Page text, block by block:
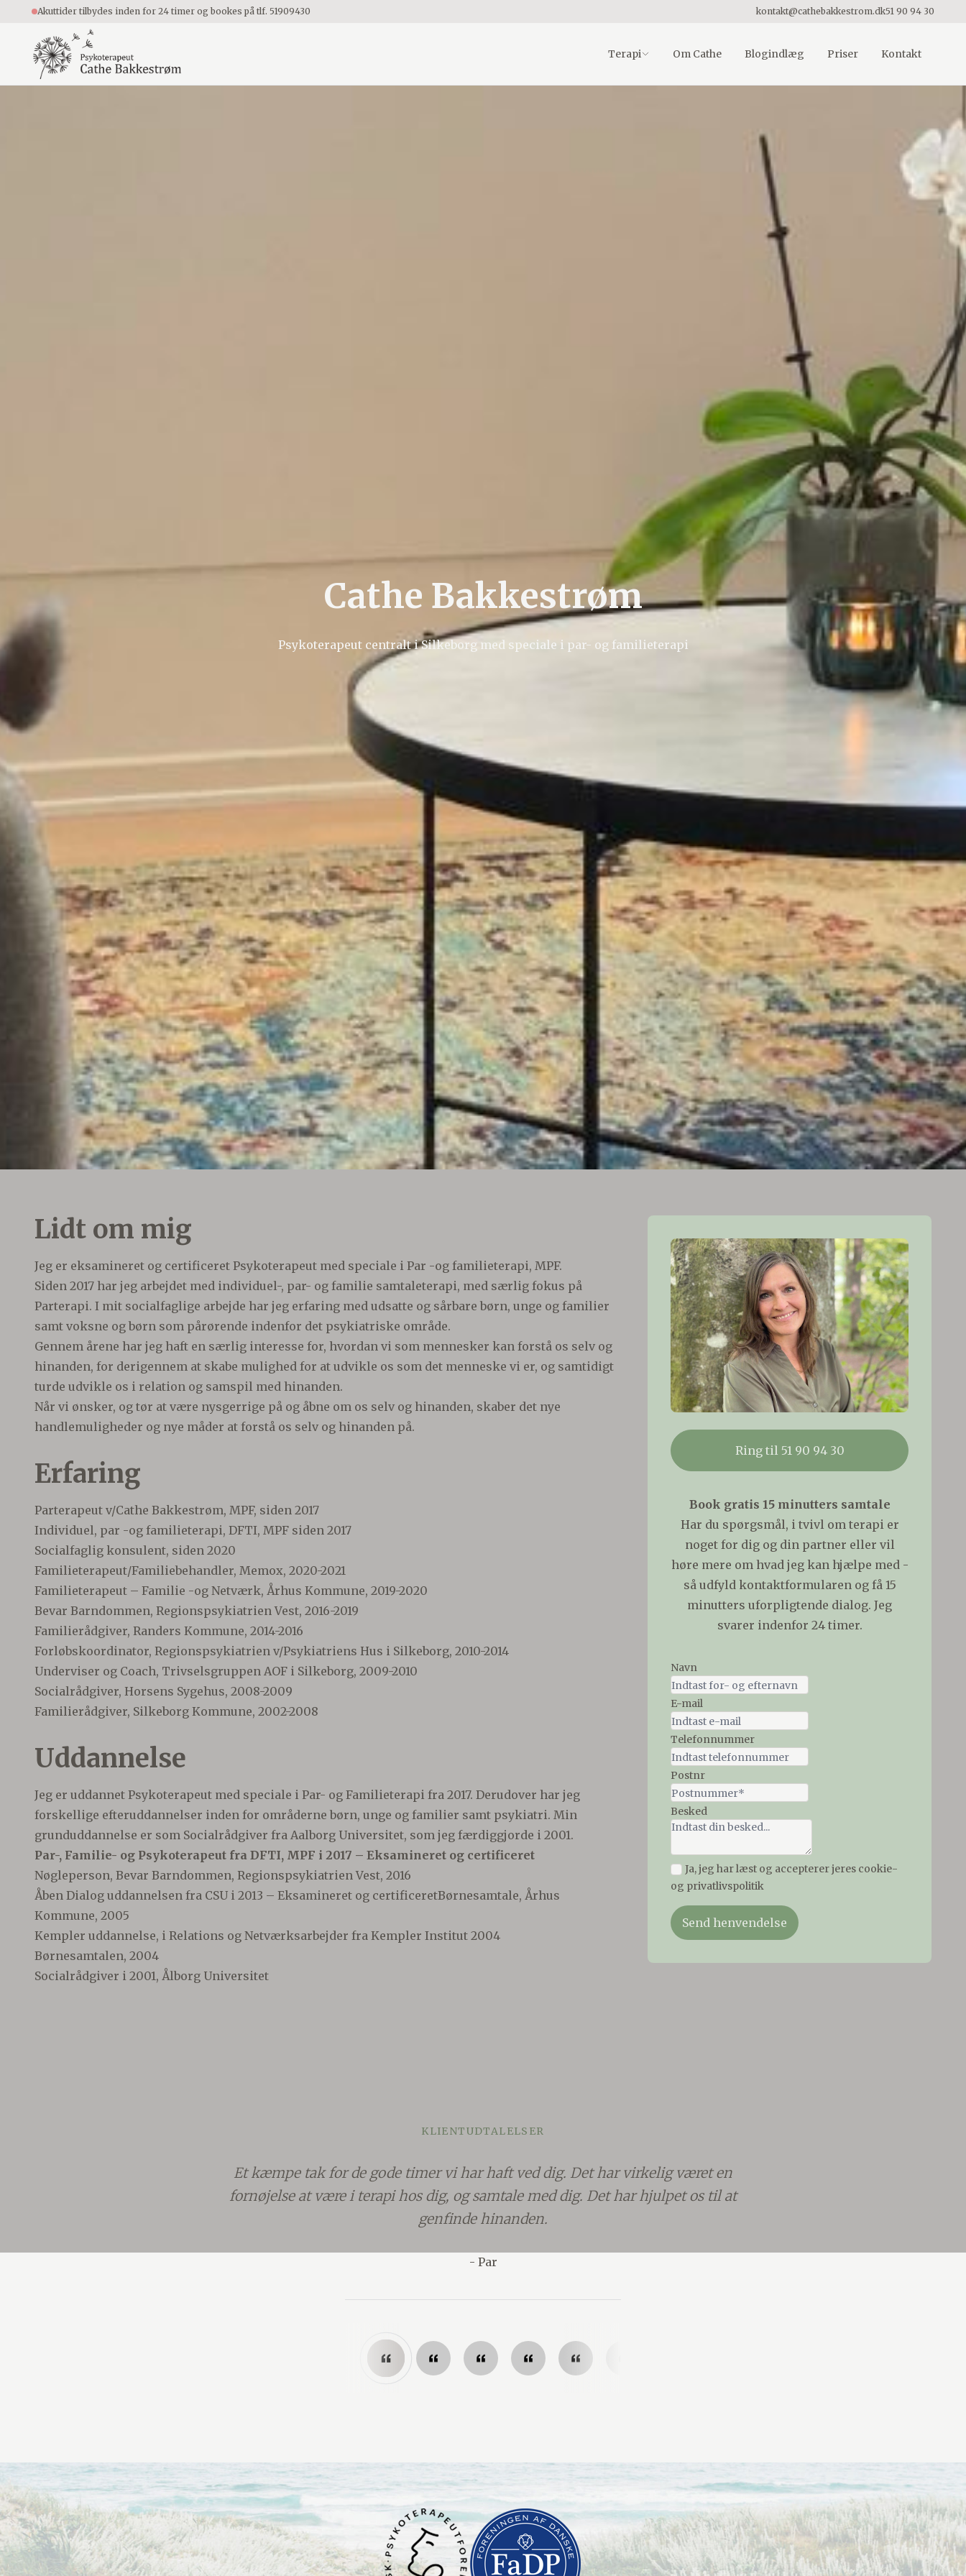
Akuttider tilbydes inden for 24 timer og bookes på tlf. 51909430 kontakt@cathebakkestrom.dk51 90 94 30
Terapi Om Cathe Blogindlæg Priser Kontakt
Cathe Bakkestrøm
Psykoterapeut centralt i Silkeborg med speciale i par- og familieterapi
Lidt om mig
Jeg er eksamineret og certificeret Psykoterapeut med speciale i Par -og familieterapi, MPF.
Siden 2017 har jeg arbejdet med individuel-, par- og familie samtaleterapi, med særlig fokus på
Parterapi. I mit socialfaglige arbejde har jeg erfaring med udsatte og sårbare børn, unge og familier
samt voksne og børn som pårørende indenfor det psykiatriske område.
Gennem årene har jeg haft en særlig interesse for, hvordan vi som mennesker kan forstå os selv og
hinanden, for derigennem at skabe mulighed for at udvikle os som det menneske vi er, og samtidigt
turde udvikle os i relation og samspil med hinanden.
Når vi ønsker, og tør at være nysgerrige på og åbne om os selv og hinanden, skaber det nye
handlemuligheder og nye måder at forstå os selv og hinanden på.
Erfaring
Parterapeut v/Cathe Bakkestrøm, MPF, siden 2017
Individuel, par -og familieterapi, DFTI, MPF siden 2017
Socialfaglig konsulent, siden 2020
Familieterapeut/Familiebehandler, Memox, 2020-2021
Familieterapeut – Familie -og Netværk, Århus Kommune, 2019-2020
Bevar Barndommen, Regionspsykiatrien Vest, 2016-2019
Familierådgiver, Randers Kommune, 2014-2016
Forløbskoordinator, Regionspsykiatrien v/Psykiatriens Hus i Silkeborg, 2010-2014
Underviser og Coach, Trivselsgruppen AOF i Silkeborg, 2009-2010
Socialrådgiver, Horsens Sygehus, 2008-2009
Familierådgiver, Silkeborg Kommune, 2002-2008
Uddannelse
Jeg er uddannet Psykoterapeut med speciale i Par- og Familieterapi fra 2017. Derudover har jeg
forskellige efteruddannelser inden for områderne børn, unge og familier samt psykiatri. Min
grunduddannelse er som Socialrådgiver fra Aalborg Universitet, som jeg færdiggjorde i 2001.
Par-, Familie- og Psykoterapeut fra DFTI, MPF i 2017 – Eksamineret og certificeret
Nøgleperson, Bevar Barndommen, Regionspsykiatrien Vest, 2016
Åben Dialog uddannelsen fra CSU i 2013 – Eksamineret og certificeretBørnesamtale, Århus
Kommune, 2005
Kempler uddannelse, i Relations og Netværksarbejder fra Kempler Institut 2004
Børnesamtalen, 2004
Socialrådgiver i 2001, Ålborg Universitet
Ring til 51 90 94 30
Book gratis 15 minutters samtale
Har du spørgsmål, i tvivl om terapi er
noget for dig og din partner eller vil
høre mere om hvad jeg kan hjælpe med -
så udfyld kontaktformularen og få 15
minutters uforpligtende dialog. Jeg
svarer indenfor 24 timer.
Navn
E-mail
Telefonnummer
Postnr
Besked
Ja, jeg har læst og accepterer jeres cookie-
og privatlivspolitik
Send henvendelse
KLIENTUDTALELSER
Et kæmpe tak for de gode timer vi har haft ved dig. Det har virkelig været en
fornøjelse at være i terapi hos dig, og samtale med dig. Det har hjulpet os til at
genfinde hinanden.
- Par